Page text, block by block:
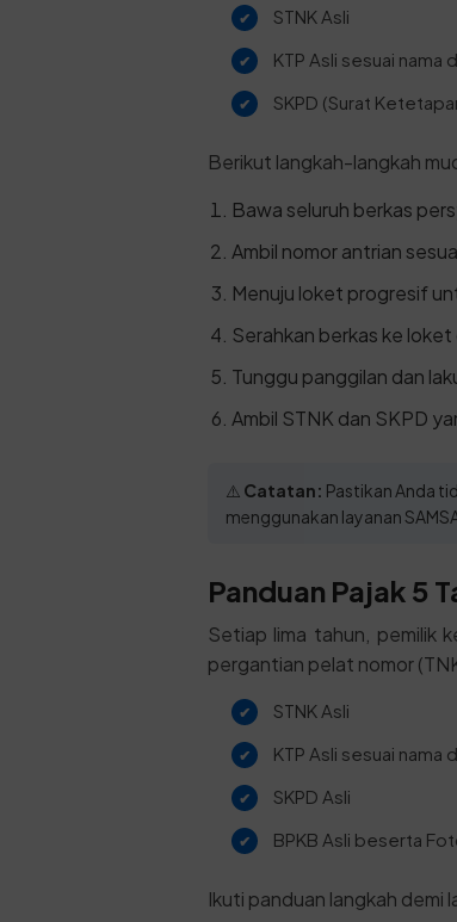
STNK Asli
KTP Asli sesuai nama
SKPD (Surat
Berikut langkah-langkah
Bawa seluruh berkas
Ambil nomor antrian
Menuju loket progresif
Serahkan berkas ke loket
Tunggu panggilan dan
Ambil STNK dan SKPD
⚠️ Catatan: Pastikan Anda
menggunakan layanan
Panduan Pajak 5
Setiap lima tahun, pemilik
pergantian pelat nomor
STNK Asli
KTP Asli sesuai nama
SKPD Asli
BPKB Asli beserta
Ikuti panduan langkah demi